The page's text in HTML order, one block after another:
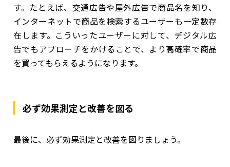
す。たとえば、交通広告や屋外広告で商品名を知り、
インターネットで商品を検索するユーザーも一定数存
在します。こういったユーザーに対して、デジタル広
告でもアプローチをかけることで、より高確率で商品
を買ってもらえるようになります。
必ず効果測定と改善を図る
最後に、必ず効果測定と改善を図りましょう。